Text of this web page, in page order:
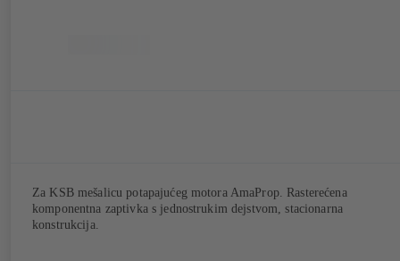
Za KSB mešalicu potapajućeg motora AmaProp. Rasterećena
komponentna zaptivka s jednostrukim dejstvom, stacionarna
konstrukcija.